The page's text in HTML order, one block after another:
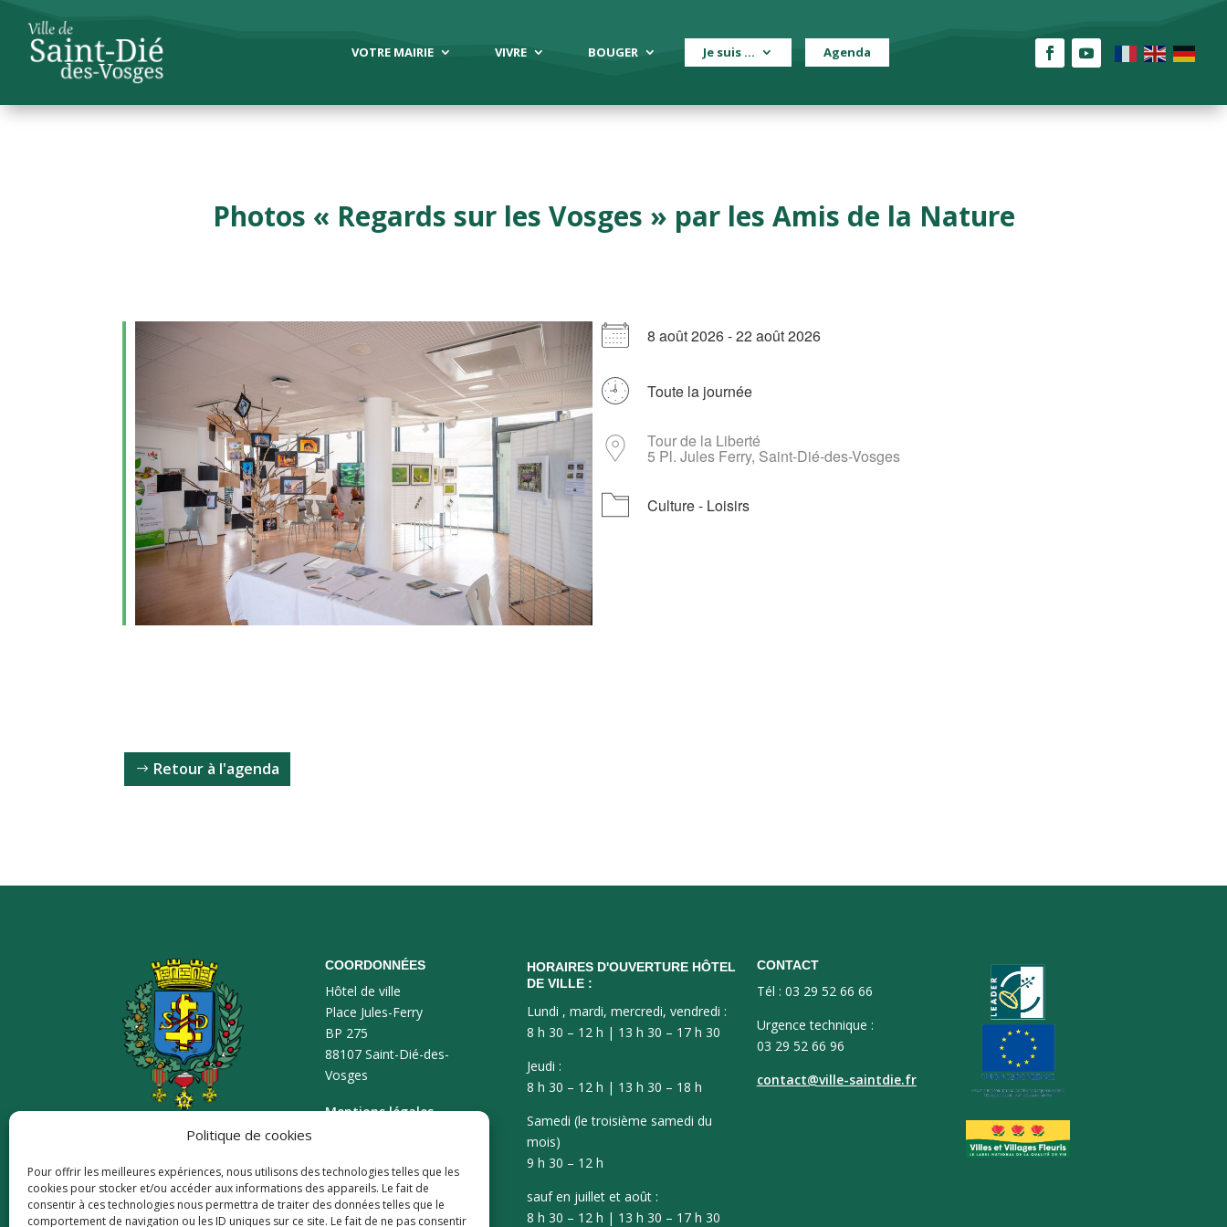
Politique de cookies
Pour offrir les meilleures expériences, nous utilisons des technologies telles que les
cookies pour stocker et/ou accéder aux informations des appareils. Le fait de
consentir à ces technologies nous permettra de traiter des données telles que le
comportement de navigation ou les ID uniques sur ce site. Le fait de ne pas consentir
VOTRE MAIRIE VIVRE BOUGER Je suis … Agenda
Photos « Regards sur les Vosges » par les Amis de la Nature
8 août 2026 - 22 août 2026
Toute la journée
Télécharger ICS
Calendrier Google
iCalendarOffice 365Outlook Live
Tour de la Liberté
5 Pl. Jules Ferry, Saint-Dié-des-Vosges
Culture - Loisirs
Retour à l'agenda
COORDONNÉES
Hôtel de ville
Place Jules-Ferry
BP 275
88107 Saint-Dié-des-
Vosges
Mentions légales
Accessibilité
HORAIRES D'OUVERTURE HÔTEL
DE VILLE :
Lundi , mardi, mercredi, vendredi :
8 h 30 – 12 h | 13 h 30 – 17 h 30
Jeudi :
8 h 30 – 12 h | 13 h 30 – 18 h
Samedi (le troisième samedi du
mois)
9 h 30 – 12 h
sauf en juillet et août :
8 h 30 – 12 h | 13 h 30 – 17 h 30
CONTACT
Tél : 03 29 52 66 66
Urgence technique :
03 29 52 66 96
contact@ville-saintdie.fr